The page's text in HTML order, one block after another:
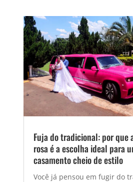
Fuja do tradicional: por que
rosa é a escolha ideal para
casamento cheio de estilo
Você já pensou em fugir do